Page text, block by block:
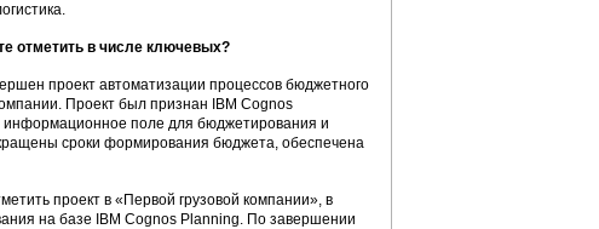
отметить в числе ключевых?
проект автоматизации процессов бюджетного
Проект был признан IBM Cognos
информационное поле для бюджетирования и
сроки формирования бюджета, обеспечена
проект в «Первой грузовой компании», в
на базе IBM Cognos Planning. По завершении